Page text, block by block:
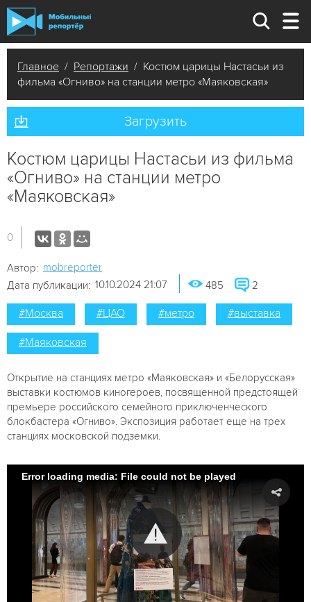
Главное / Репортажи / Костюм царицы Настасьи из
фильма «Огниво» на станции метро «Маяковская»
Загрузить
Костюм царицы Настасьи из фильма
«Огниво» на станции метро
«Маяковская»
0
Автор: mobreporter
Дата публикации: 10.10.2024 21:07 485 2
#Москва #ЦАО #метро #выставка
#Маяковская
Открытие на станциях метро «Маяковская» и «Белорусская»
выставки костюмов киногероев, посвященной предстоящей
премьере российского семейного приключенческого
блокбастера «Огниво». Экспозиция работает еще на трех
станциях московской подземки.
Error loading media: File could not be played